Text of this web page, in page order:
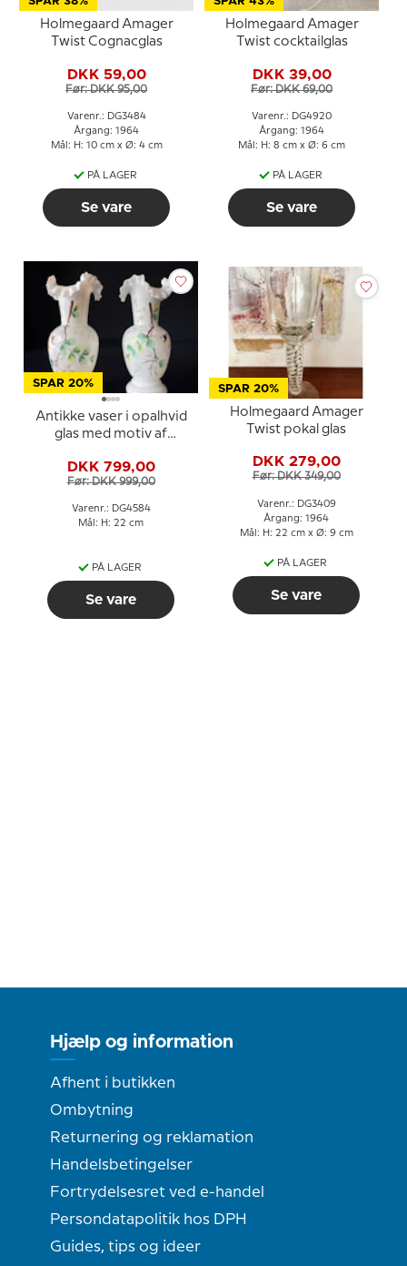
Holmegaard Amager
Twist Cognacglas
DKK 59,00
Før: DKK 95,00
Varenr.: DG3484
Årgang: 1964
Mål: H: 10 cm x Ø: 4 cm
PÅ LAGER
Se vare
Holmegaard Amager
Twist cocktailglas
DKK 39,00
Før: DKK 69,00
Varenr.: DG4920
Årgang: 1964
Mål: H: 8 cm x Ø: 6 cm
PÅ LAGER
Se vare
SPAR 20%
Antikke vaser i opalhvid
glas med motiv af
DKK 799,00
Før: DKK 999,00
Varenr.: DG4584
Mål: H: 22 cm
PÅ LAGER
Se vare
SPAR 20%
Holmegaard Amager
Twist pokal glas
DKK 279,00
Før: DKK 349,00
Varenr.: DG3409
Årgang: 1964
Mål: H: 22 cm x Ø: 9 cm
PÅ LAGER
Se vare
Hjælp og information
Afhent i butikken
Ombytning
Returnering og reklamation
Handelsbetingelser
Fortrydelsesret ved e-handel
Persondatapolitik hos DPH
Guides, tips og ideer